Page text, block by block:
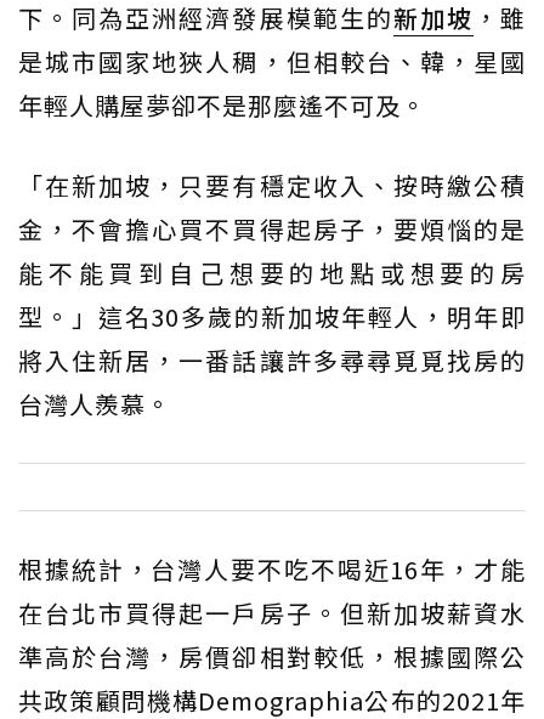
下。同為亞洲經濟發展模範生的新加坡 ，雖
是城市國家地狹人稠，但相較台、韓，星國
年輕人購屋夢卻不是那麼遙不可及。
「在新加坡，只要有穩定收入、按時繳公積
金，不會擔心買不買得起房子，要煩惱的是
能不能買到自己想要的地點或想要的房
型。」這名30多歲的新加坡年輕人，明年即
將入住新居，一番話讓許多尋尋覓覓找房的
台灣人羨慕。
根據統計，台灣人要不吃不喝近16年，才能
在台北市買得起一戶房子。但新加坡薪資水
準高於台灣，房價卻相對較低，根據國際公
共政策顧問機構Demographia公布的2021年